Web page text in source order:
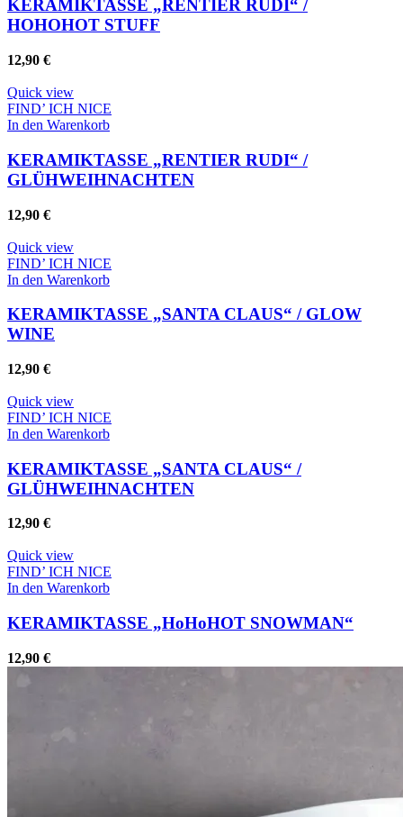
KERAMIKTASSE „RENTIER RUDI“ /
HOHOHOT STUFF
12,90 €
Quick view
FIND’ ICH NICE
In den Warenkorb
KERAMIKTASSE „RENTIER RUDI“ /
GLÜHWEIHNACHTEN
12,90 €
Quick view
FIND’ ICH NICE
In den Warenkorb
KERAMIKTASSE „SANTA CLAUS“ / GLOW
WINE
12,90 €
Quick view
FIND’ ICH NICE
In den Warenkorb
KERAMIKTASSE „SANTA CLAUS“ /
GLÜHWEIHNACHTEN
12,90 €
Quick view
FIND’ ICH NICE
In den Warenkorb
KERAMIKTASSE „HoHoHOT SNOWMAN“
12,90 €